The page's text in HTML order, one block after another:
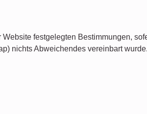
festgelegten Bestimmungen,
nichts Abweichendes vereinbart